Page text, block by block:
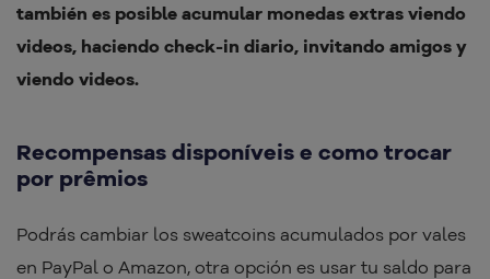
también es posible acumular monedas extras viendo
videos, haciendo check-in diario, invitando amigos y
viendo videos.
Recompensas disponíveis e como trocar
por prêmios
Podrás cambiar los sweatcoins acumulados por vales
en PayPal o Amazon, otra opción es usar tu saldo para